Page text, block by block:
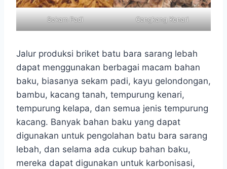
Sekam Padi Cangkang Kenari
Jalur produksi briket batu bara sarang lebah
dapat menggunakan berbagai macam bahan
baku, biasanya sekam padi, kayu gelondongan,
bambu, kacang tanah, tempurung kenari,
tempurung kelapa, dan semua jenis tempurung
kacang. Banyak bahan baku yang dapat
digunakan untuk pengolahan batu bara sarang
lebah, dan selama ada cukup bahan baku,
mereka dapat digunakan untuk karbonisasi,